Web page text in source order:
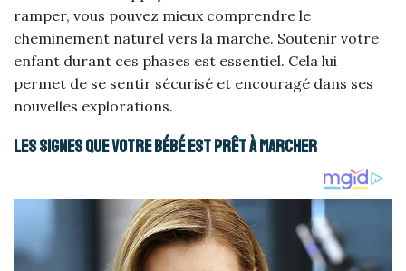
ramper, vous pouvez mieux comprendre le
cheminement naturel vers la marche. Soutenir votre
enfant durant ces phases est essentiel. Cela lui
permet de se sentir sécurisé et encouragé dans ses
nouvelles explorations.
Les signes que votre bébé est prêt à marcher